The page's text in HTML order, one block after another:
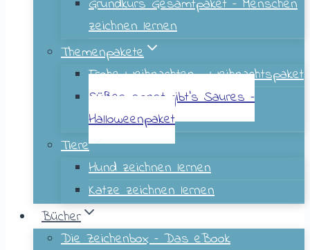
Grundkurs Gesamtpaket – Menschen
zeichnen lernen
Themenpakete
Frohe Weihnachten – Weihnachtspaket
Süßes sonst gibt’s Saures –
Halloweenpaket
Tiere
Hund zeichnen lernen
Katze zeichnen lernen
Bücher
Die Zeichenbox – Das eBook